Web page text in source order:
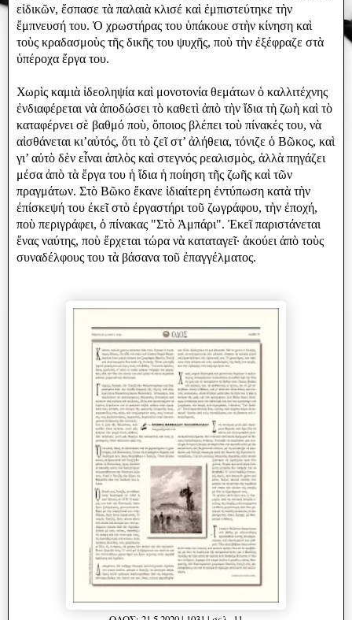
εἰδικῶν, ἔσπασε τὰ παλαιὰ κλισέ καὶ ἐμπιστεύτηκε τὴν
ἔμπνευσή του. Ὁ χρωστήρας του ὑπάκουε στὴν κίνηση καὶ
τοὺς κραδασμοὺς τῆς δικῆς του ψυχῆς, ποὺ τὴν ἐξέφραζε στὰ
ὑπέροχα ἔργα του.
Χωρὶς καμιὰ ἰδεοληψία καὶ μονοτονία θεμάτων ὁ καλλιτέχνης
ἐνδιαφέρεται νὰ ἀποδώσει τὸ καθετὶ ἀπὸ τὴν ἴδια τὴ ζωὴ καὶ τὸ
καταφέρνει σὲ βαθμό ποὺ, ὅποιος βλέπει τοὺ πίνακές του, νὰ
αἰσθάνεται κι’αὐτός, ὅτι τὸ ζεῖ στ’ ἀλήθεια, τόνιζε ὁ Βῶκος, καὶ
γι’ αὐτὸ δὲν εἶναι ἁπλὸς καὶ στεγνός ρεαλισμὸς, ἀλλὰ πηγάζει
μέσα ἀπὸ τὰ ἔργα του ἡ ἴδια ἡ ποίηση τῆς ζωῆς καὶ τῶν
πραγμάτων. Στὸ Βῶκο ἔκανε ἰδιαίτερη ἐντύπωση κατὰ τὴν
ἐπίσκεψή του ἐκεῖ στὸ ἐργαστήρι τοῦ ζωγράφου, τὴν ἐποχή,
ποὺ περιγράφει, ὁ πίνακας "Στὸ Ἀμπάρι". Ἐκεῖ παριστάνεται
ἕνας ναύτης, ποὺ ἔρχεται τώρα νὰ καταταγεῖ· ἀκούει ἀπὸ τοὺς
συναδέλφους του τὰ βάσανα τοῦ ἐπαγγέλματος.